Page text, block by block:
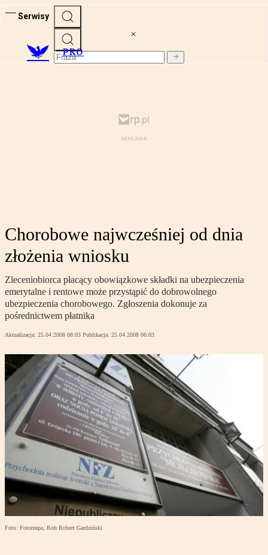
Serwisy
PRO
Chorobowe najwcześniej od dnia
złożenia wniosku
Zleceniobiorca płacący obowiązkowe składki na ubezpieczenia
emerytalne i rentowe może przystąpić do dobrowolnego
ubezpieczenia chorobowego. Zgłoszenia dokonuje za
pośrednictwem płatnika
Aktualizacja: 25.04.2008 08:03 Publikacja: 25.04.2008 06:03
Foto: Fotorzepa, Rob Robert Gardziński